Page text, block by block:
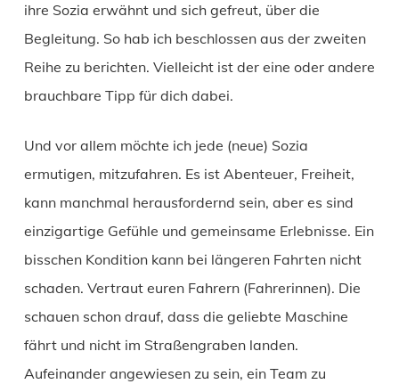
ihre Sozia erwähnt und sich gefreut, über die
Begleitung. So hab ich beschlossen aus der zweiten
Reihe zu berichten. Vielleicht ist der eine oder andere
brauchbare Tipp für dich dabei.
Und vor allem möchte ich jede (neue) Sozia
ermutigen, mitzufahren. Es ist Abenteuer, Freiheit,
kann manchmal herausfordernd sein, aber es sind
einzigartige Gefühle und gemeinsame Erlebnisse. Ein
bisschen Kondition kann bei längeren Fahrten nicht
schaden. Vertraut euren Fahrern (Fahrerinnen). Die
schauen schon drauf, dass die geliebte Maschine
fährt und nicht im Straßengraben landen.
Aufeinander angewiesen zu sein, ein Team zu